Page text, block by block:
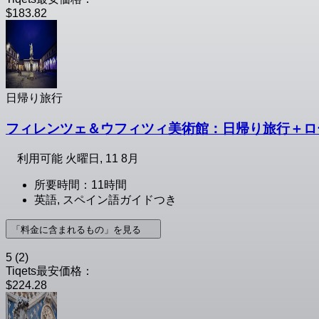
$183.82
日帰り旅行
フィレンツェ＆ウフィツィ美術館：日帰り旅行＋
利用可能 火曜日, 11 8月
所要時間：11時間
英語, スペイン語ガイドつき
「料金に含まれるもの」を見る
5 (2)
Tiqets最安価格：
$224.28